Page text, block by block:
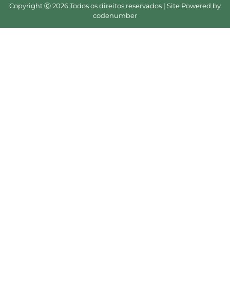
Copyright Ⓒ 2026 Todos os direitos reservados | Site Powered by
codenumber